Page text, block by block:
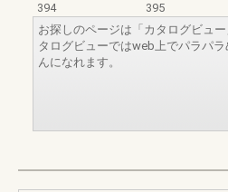
394
395
お探しのページは「カタログビュ
タログビューではweb上でパラパ
んになれます。